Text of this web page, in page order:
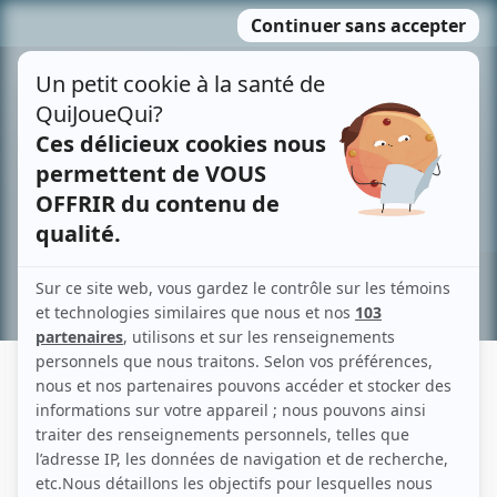
MENU
contenu
Recherche avancée »
CHRISTIAN BRISSON-DARGIS
Liens
Fiche de Christian Brisson-Dargis sur Showbizz.net